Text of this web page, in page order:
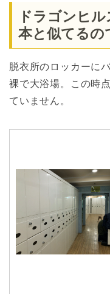
ドラゴンヒ
本と似てるの
脱衣所のロッカーに
裸で大浴場。この時
ていません。